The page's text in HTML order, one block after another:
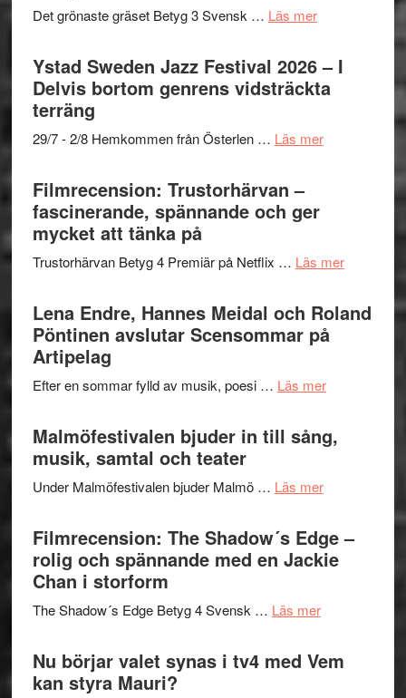
Kulturs
Det grönaste gräset Betyg 3 Svensk … Läs merom
Det
grönaste
gräset
en
hjärtevarm
Ystad Sweden Jazz Festival 2026 – I
Delvis bortom genrens vidsträckta
terräng
29/7 - 2/8 Hemkommen från Österlen … Läs merom
–
Delvis
bortom
terräng
Filmrecension: Trustorhärvan –
fascinerande, spännande och ger
mycket att tänka på
Trustorhärvan Betyg 4 Premiär på Netflix … Läs merom
–
Lena Endre, Hannes Meidal och Roland
Pöntinen avslutar Scensommar på
Artipelag
Efter en sommar fylld av musik, poesi … Läs merom
Hannes
Pöntinen
avslutar
Malmöfestivalen bjuder in till sång,
musik, samtal och teater
Under Malmöfestivalen bjuder Malmö … Läs merom
in
till
och
Filmrecension: The Shadow´s Edge –
rolig och spännande med en Jackie
Chan i storform
The Shadow´s Edge Betyg 4 Svensk … Läs merom
Shadow
Nu börjar valet synas i tv4 med Vem
kan styra Mauri?